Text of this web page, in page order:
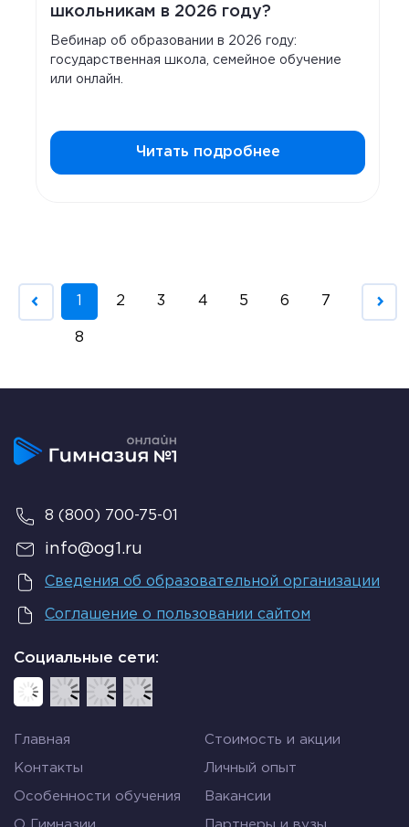
школьникам в 2026 году?
Вебинар об образовании в 2026 году:
государственная школа, семейное обучение
или онлайн.
Читать подробнее
1 2 3 4 5 6 7
8
8 (800) 700-75-01
info@og1.ru
Сведения об образовательной организации
Соглашение о пользовании сайтом
Социальные сети:
Главная Стоимость и акции
Контакты Личный опыт
Особенности обучения Вакансии
О Гимназии Партнеры и вузы